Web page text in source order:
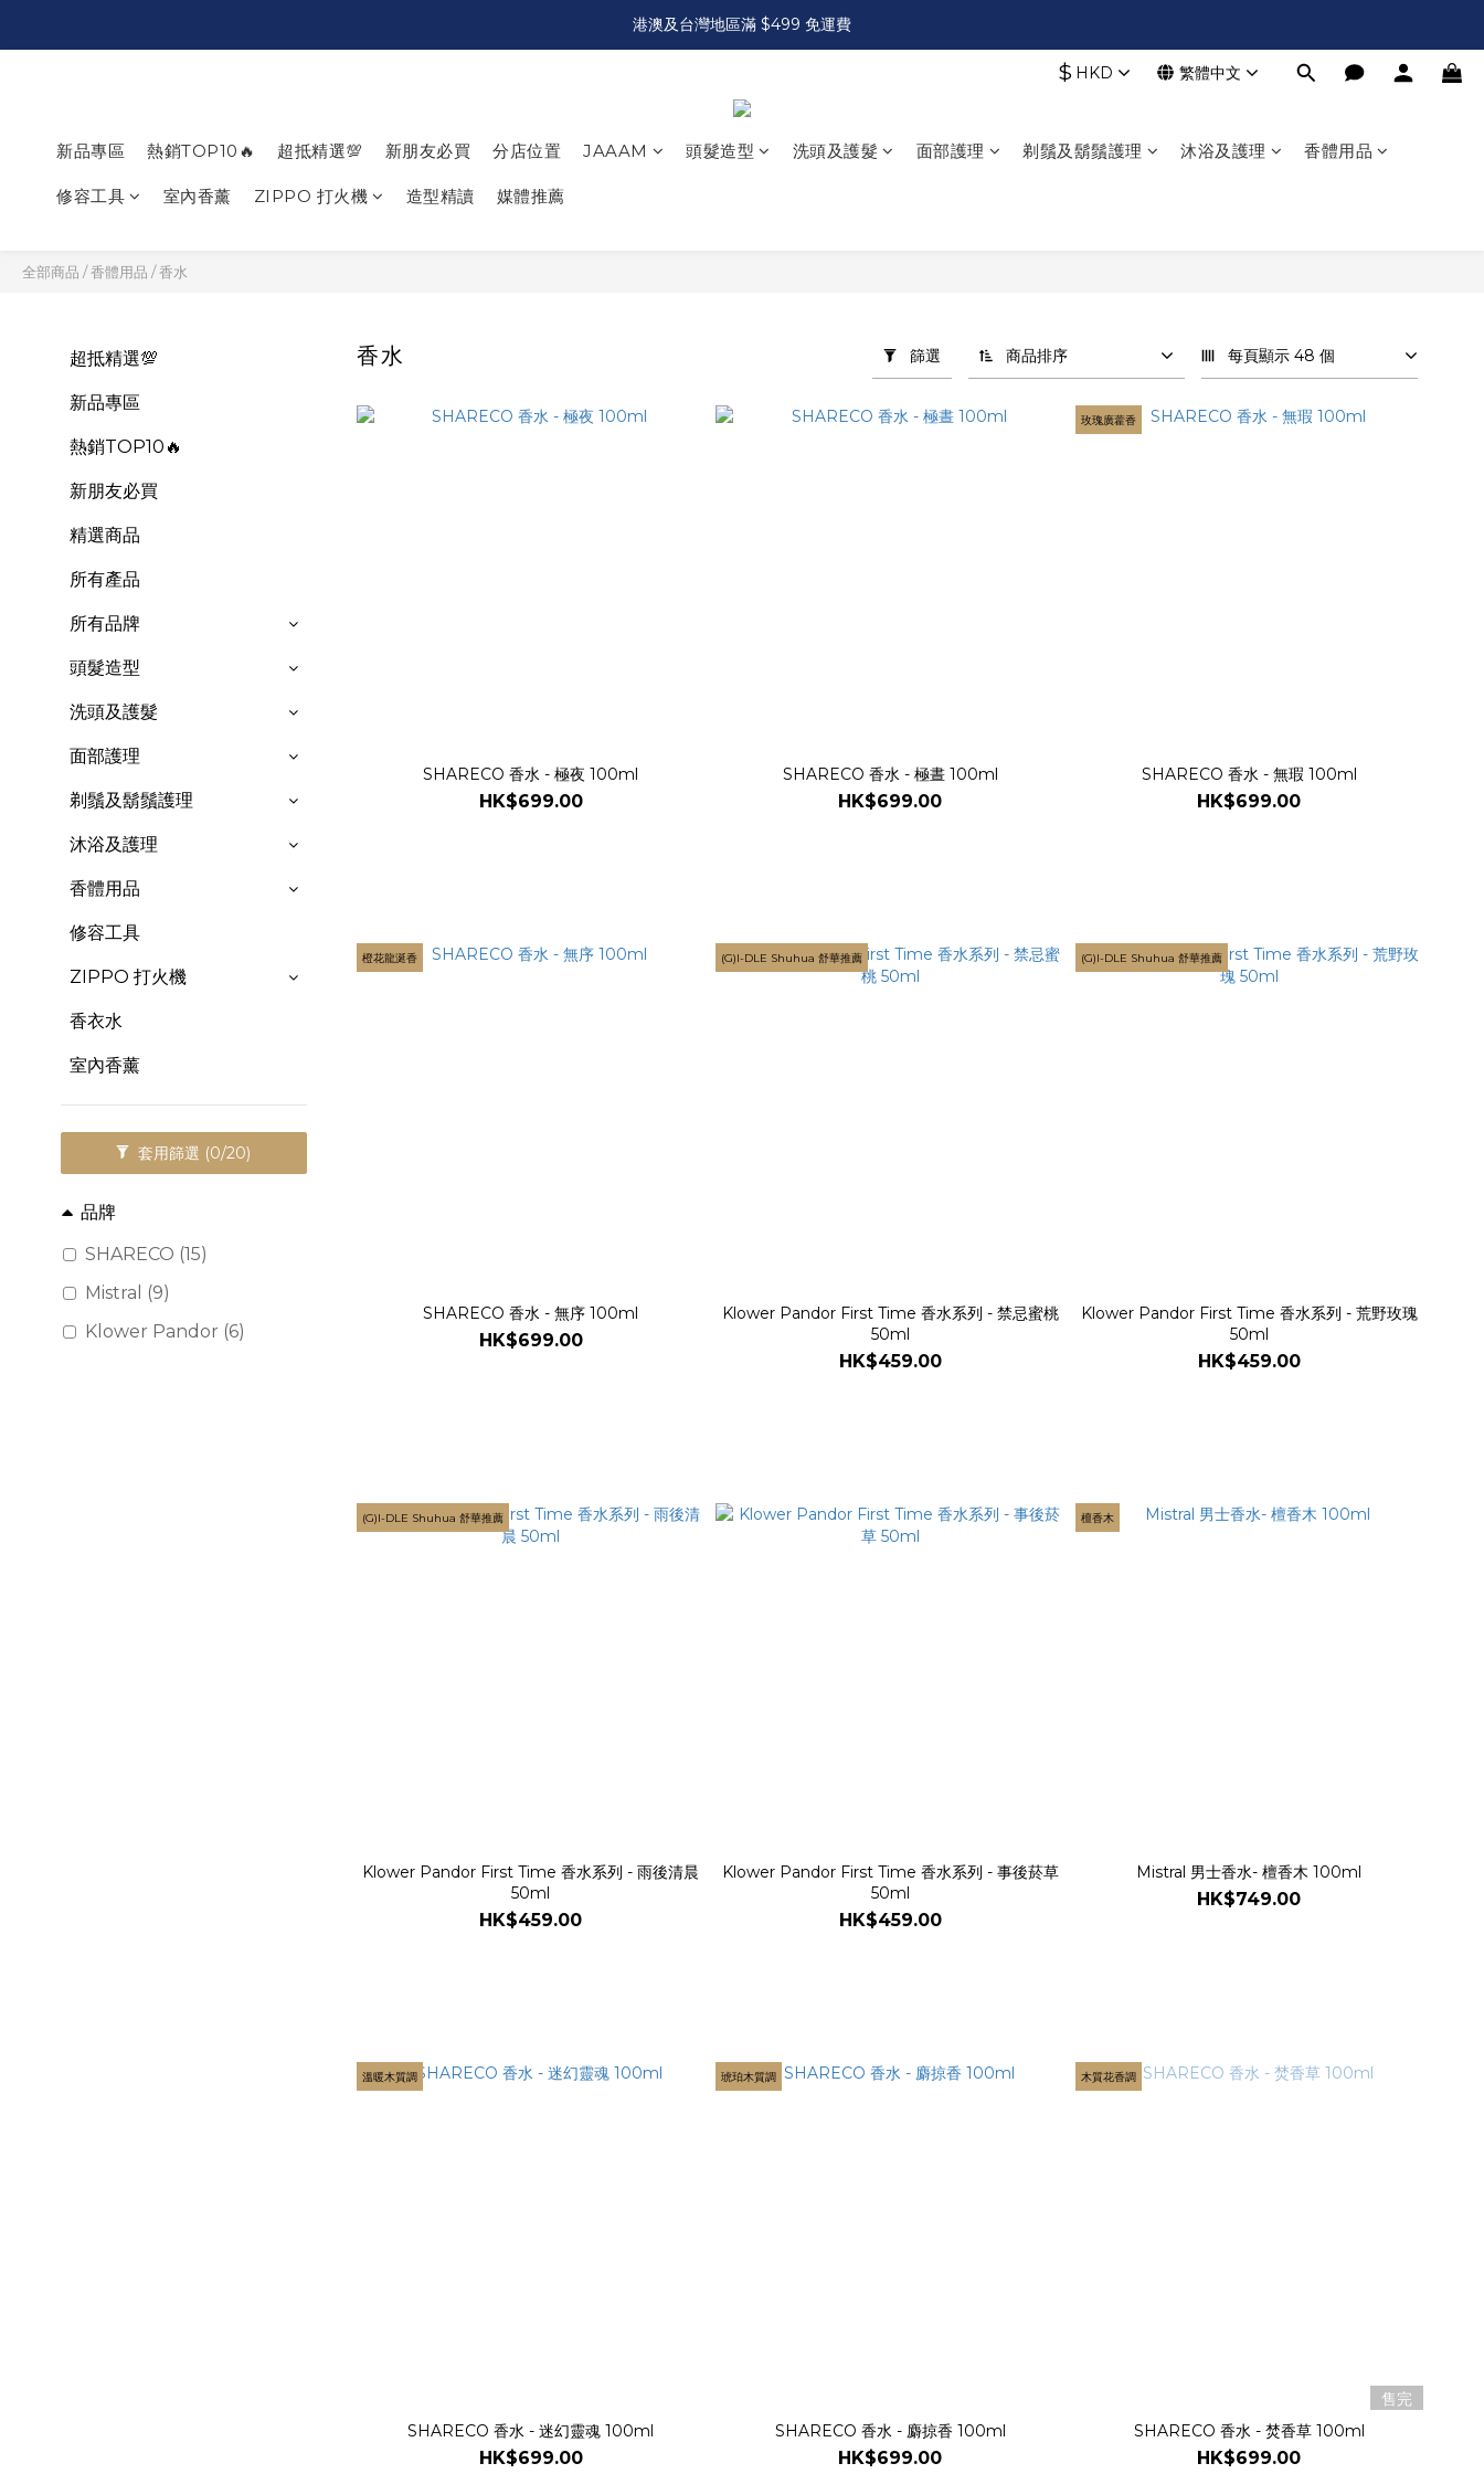
港澳及台灣地區滿 $499 免運費
$ HKD 繁體中文
新品專區 熱銷TOP10🔥 超抵精選💯 新朋友必買 分店位置 JAAAM 頭髮造型 洗頭及護髮 面部護理 剃鬚及鬍鬚護理 沐浴及護理 香體用品
修容工具 室內香薰 ZIPPO 打火機 造型精讀 媒體推薦
全部商品 /香體用品 /香水
超抵精選💯
新品專區
熱銷TOP10🔥
新朋友必買
精選商品
所有產品
所有品牌
頭髮造型
洗頭及護髮
面部護理
剃鬚及鬍鬚護理
沐浴及護理
香體用品
修容工具
ZIPPO 打火機
香衣水
室內香薰
套用篩選 (0/20)
品牌
SHARECO (15)
Mistral (9)
Klower Pandor (6)
香水 篩選 商品排序 每頁顯示 48 個
SHARECO 香水 - 極夜 100ml
HK$699.00
SHARECO 香水 - 極晝 100ml
HK$699.00
玫瑰廣藿香
SHARECO 香水 - 無瑕 100ml
HK$699.00
橙花龍涎香
SHARECO 香水 - 無序 100ml
HK$699.00
(G)I-DLE Shuhua 舒華推薦
Klower Pandor First Time 香水系列 - 禁忌蜜桃
50ml
HK$459.00
(G)I-DLE Shuhua 舒華推薦
Klower Pandor First Time 香水系列 - 荒野玫瑰
50ml
HK$459.00
(G)I-DLE Shuhua 舒華推薦
Klower Pandor First Time 香水系列 - 雨後清晨
50ml
HK$459.00
Klower Pandor First Time 香水系列 - 事後菸草
50ml
HK$459.00
檀香木
Mistral 男士香水- 檀香木 100ml
HK$749.00
溫暖木質調
SHARECO 香水 - 迷幻靈魂 100ml
HK$699.00
琥珀木質調
SHARECO 香水 - 麝掠香 100ml
HK$699.00
木質花香調
售完
SHARECO 香水 - 焚香草 100ml
HK$699.00